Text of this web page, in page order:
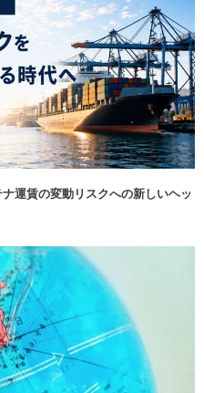
運賃の変動リスクへの新しいヘッ